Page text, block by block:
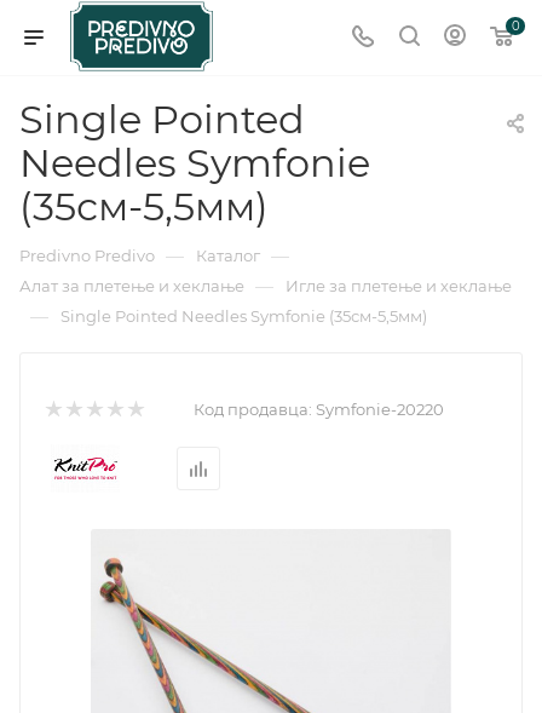
0
Single Pointed
Needles Symfonie
(35см-5,5мм)
Predivno Predivo — Каталог —
Алат за плетење и хеклање — Игле за плетење и хеклање
— Single Pointed Needles Symfonie (35см-5,5мм)
Код продавца: Symfonie-20220